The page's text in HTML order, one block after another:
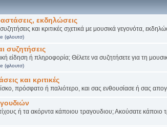
εκδηλώσεις
και κριτικές σχετικά με μουσικά γεγονότα,
(φλουτσ)
συζητήσεις
είδηση ή πληροφορία; Θέλετε να συζητήσετε για τη
(φλουτσ)
και κριτικές
πρόσφατο ή παλιότερο, και σας ενθουσίασε ή σας
ή τα ακόρντα κάποιου τραγουδιου; Ακούσατε κάποιο